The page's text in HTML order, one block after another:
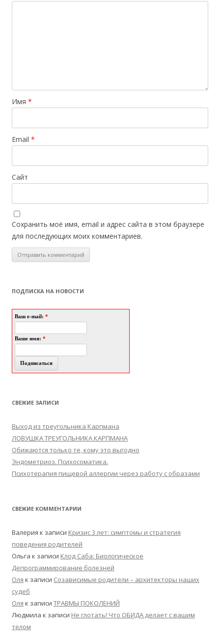
Имя *
Email *
Сайт
Сохранить моё имя, email и адрес сайта в этом браузере
для последующих моих комментариев.
ПОДПИСКА НА НОВОСТИ
Ваш e-mail: *
Ваше имя: *
СВЕЖИЕ ЗАПИСИ
Выход из треугольника Карпмана
ЛОВУШКА ТРЕУГОЛЬНИКА КАРПМАНА
Обижаются только те, кому это выгодно
Эндометриоз. Психосоматика.
Психотерапия пищевой аллергии через работу с образами
СВЕЖИЕ КОММЕНТАРИИ
Валерия к записи Кризис 3 лет: симптомы и стратегия
поведения родителей
Ольга к записи Клод Саба: Биологическое
Депрограммирование болезней
Оля к записи Созависимые родители – архитекторы наших
судеб
Оля к записи ТРАВМЫ ПОКОЛЕНИЙ
Людмила к записи Не глотать! Что ОБИДА делает с вашим
телом